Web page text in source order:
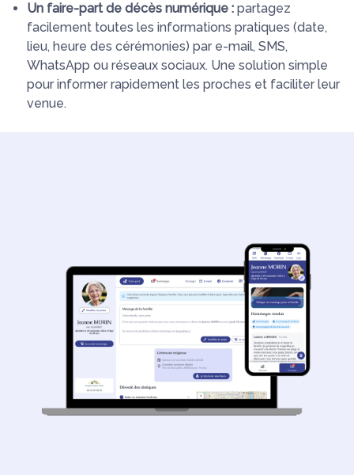
Un faire-part de décès numérique : partagez
facilement toutes les informations pratiques (date,
lieu, heure des cérémonies) par e-mail, SMS,
WhatsApp ou réseaux sociaux. Une solution simple
pour informer rapidement les proches et faciliter leur
venue.